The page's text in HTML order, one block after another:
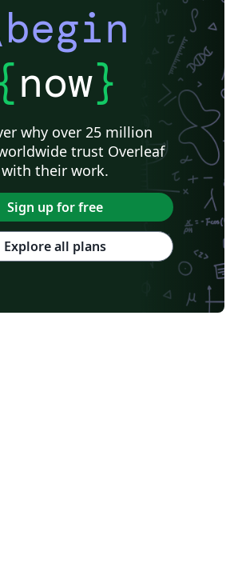
now}
why over 25 million
trust Overleaf
with their work.
Sign up for free
Explore all plans